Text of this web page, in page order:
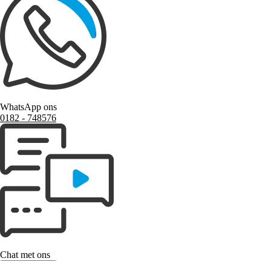
WhatsApp ons
0182 ‑ 748576
Chat met ons